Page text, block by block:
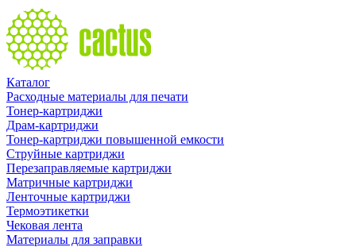
Каталог
Расходные материалы для печати
Тонер-картриджи
Драм-картриджи
Тонер-картриджи повышенной емкости
Струйные картриджи
Перезаправляемые картриджи
Матричные картриджи
Ленточные картриджи
Термоэтикетки
Чековая лента
Материалы для заправки